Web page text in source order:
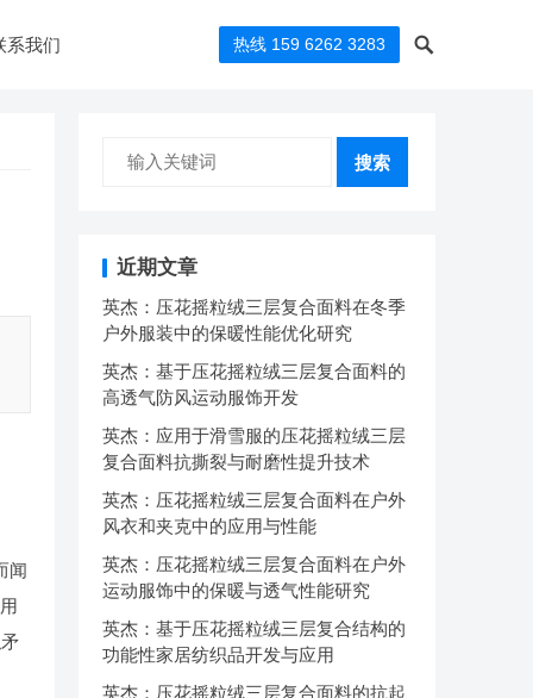
系我们 热线 159 6262 3283
闻
搜索
近期文章
英杰：压花摇粒绒三层复合面料在冬季
户外服装中的保暖性能优化研究
英杰：基于压花摇粒绒三层复合面料的
高透气防风运动服饰开发
英杰：应用于滑雪服的压花摇粒绒三层
复合面料抗撕裂与耐磨性提升技术
英杰：压花摇粒绒三层复合面料在户外
风衣和夹克中的应用与性能
英杰：压花摇粒绒三层复合面料在户外
运动服饰中的保暖与透气性能研究
英杰：基于压花摇粒绒三层复合结构的
功能性家居纺织品开发与应用
英杰：压花摇粒绒三层复合面料的抗起